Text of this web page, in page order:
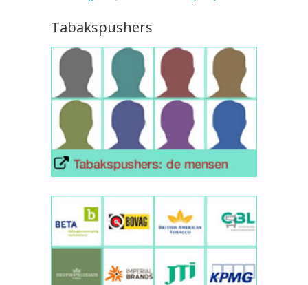
Tabakspushers